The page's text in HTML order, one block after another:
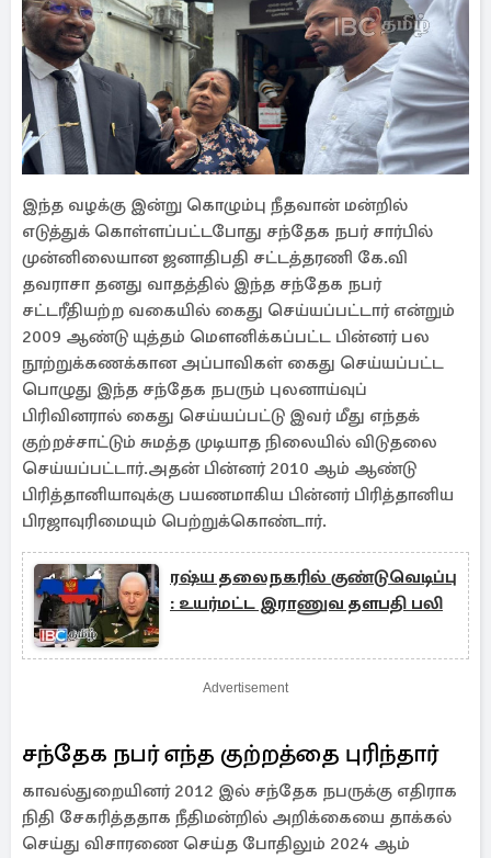
இந்த வழக்கு இன்று கொழும்பு நீதவான் மன்றில்
எடுத்துக் கொள்ளப்பட்டபோது சந்தேக நபர் சார்பில்
முன்னிலையான ஜனாதிபதி சட்டத்தரணி கே.வி
தவராசா தனது வாதத்தில் இந்த சந்தேக நபர்
சட்டரீதியற்ற வகையில் கைது செய்யப்பட்டார் என்றும்
2009 ஆண்டு யுத்தம் மௌனிக்கப்பட்ட பின்னர் பல
நூற்றுக்கணக்கான அப்பாவிகள் கைது செய்யப்பட்ட
பொழுது இந்த சந்தேக நபரும் புலனாய்வுப்
பிரிவினரால் கைது செய்யப்பட்டு இவர் மீது எந்தக்
குற்றச்சாட்டும் சுமத்த முடியாத நிலையில் விடுதலை
செய்யப்பட்டார்.அதன் பின்னர் 2010 ஆம் ஆண்டு
பிரித்தானியாவுக்கு பயணமாகிய பின்னர் பிரித்தானிய
பிரஜாவுரிமையும் பெற்றுக்கொண்டார்.
ரஷ்ய தலைநகரில் குண்டுவெடிப்பு
: உயர்மட்ட இராணுவ தளபதி பலி
Advertisement
சந்தேக நபர் எந்த குற்றத்தை புரிந்தார்
காவல்துறையினர் 2012 இல் சந்தேக நபருக்கு எதிராக
நிதி சேகரித்ததாக நீதிமன்றில் அறிக்கையை தாக்கல்
செய்து விசாரணை செய்த போதிலும் 2024 ஆம்